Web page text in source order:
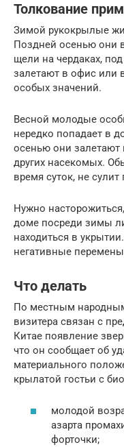
Толкование
Зимой рукокрылые
Поздней осенью они
щели на чердаках,
залетают в офис или
особых значений.
Весной молодые
нередко попадает в
осенью они залетают
других насекомых.
время суток, не
Нужно
доме посреди зимы
находиться в
негативные
Что делать
По местным
визитера связан с
Китае появление
что он сообщает об
материального
крылатой гостьи с
молодой
азарта
форточки;